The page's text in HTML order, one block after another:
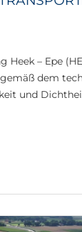
Heek – Epe
gemäß dem
und